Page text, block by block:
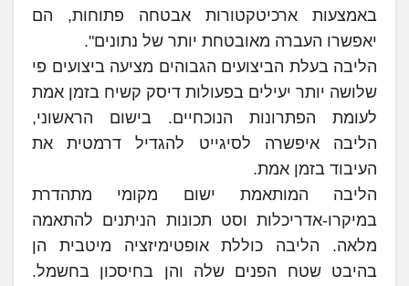
באמצעות ארכיטקטורות אבטחה פתוחות, הם
יאפשרו העברה מאובטחת יותר של נתונים".
הליבה בעלת הביצועים הגבוהים מציעה ביצועים פי
שלושה יותר יעילים בפעולות דיסק קשיח בזמן אמת
לעומת הפתרונות הנוכחיים. בישום הראשוני,
הליבה איפשרה לסיגייט להגדיל דרמטית את
העיבוד בזמן אמת.
הליבה המותאמת ישום מקומי מתהדרת
במיקרו-אדריכלות וסט תכונות הניתנים להתאמה
מלאה. הליבה כוללת אופטימיזציה מיטבית הן
בהיבט שטח הפנים שלה והן בחיסכון בחשמל.